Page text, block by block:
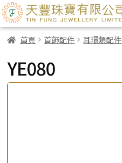
首頁 首飾配件 耳環類配件
YE080